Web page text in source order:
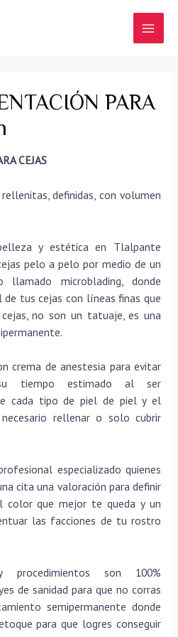
PARA
CEJAS
definidas, con volumen
y estética en Tlalpante
pelo a pelo por medio de un
llamado microblading, donde
tus cejas con líneas finas que
no son un tatuaje, es una
crema de anestesia para evitar
su tiempo estimado al ser
cada tipo de piel de piel y el
rellenar o solo cubrir
especializado quienes
cita una valoración para definir
que mejor te queda y un
las facciones de tu rostro
procedimientos son 100%
de sanidad para que no corras
semipermanente donde
para que logres conseguir